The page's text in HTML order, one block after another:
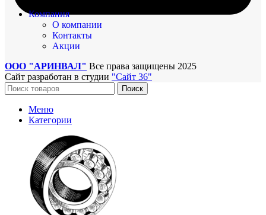
Компания
О компании
Контакты
Акции
ООО "АРИНВАЛ" Все права защищены 2025
Сайт разработан в студии "Сайт 36"
Поиск
Меню
Категории